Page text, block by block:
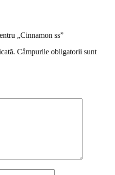
„Cinnamon ss”
Câmpurile obligatorii sunt